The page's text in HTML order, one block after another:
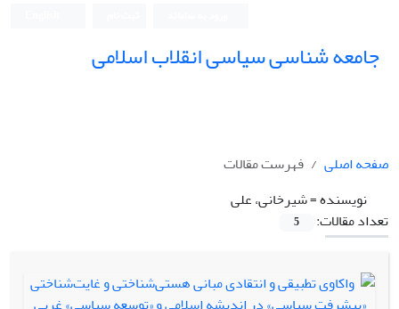
جامعه شناسی سیاسی انقلاب اسلامی
صفحه اصلی
فهرست مقالات
نویسنده =شیرخانی، علی
تعداد مقالات:
5